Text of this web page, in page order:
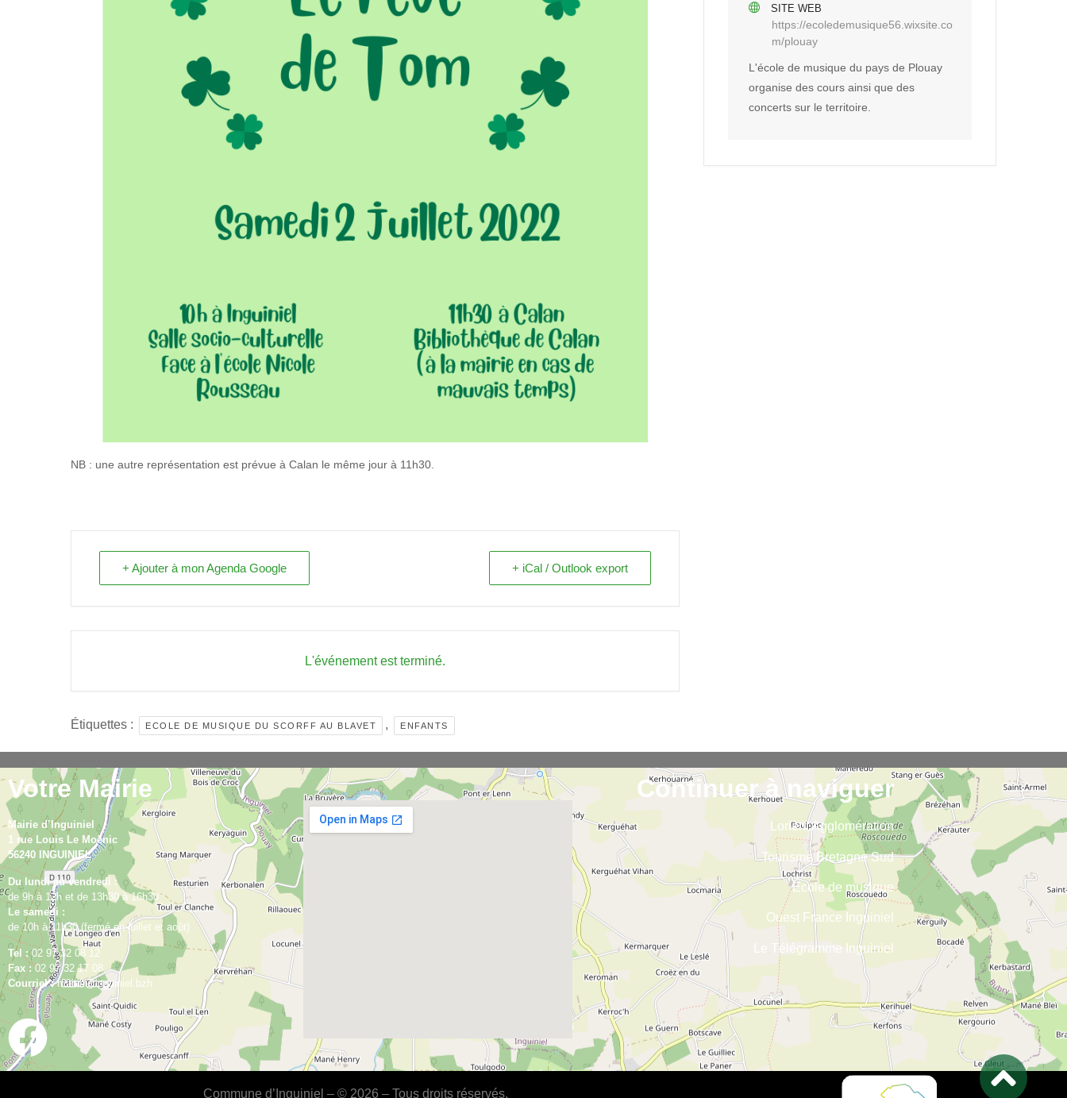
NB : une autre représentation est prévue à Calan le même jour à 11h30.
+ Ajouter à mon Agenda Google + iCal / Outlook export
L'événement est terminé.
Étiquettes : ECOLE DE MUSIQUE DU SCORFF AU BLAVET , ENFANTS
SITE WEB
https://ecoledemusique56.wixsite.co
m/plouay
L'école de musique du pays de Plouay
organise des cours ainsi que des
concerts sur le territoire.
Votre Mairie
Mairie d’Inguiniel
1 rue Louis Le Moënic
56240 INGUINIEL
Du lundi au vendredi :
de 9h à 12h et de 13h30 à 16h30
Le samedi :
de 10h à 11h30 (fermé en juillet et août)
Tel :02 97 32 08 12
Fax :02 97 32 17 08
Courriel :mairie@inguiniel.bzh
Continuer à naviguer
Lorient Agglomération
Tourisme Bretagne Sud
Ecole de musique
Ouest France Inguiniel
Le Télégramme Inguiniel
Commune d’Inguiniel – © 2026 – Tous droits réservés.